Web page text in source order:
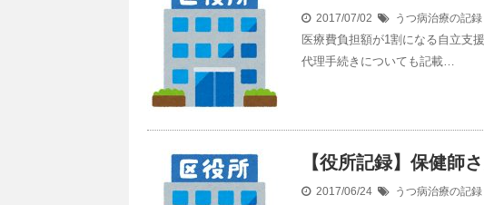
2017/07/02 うつ病治療の記録
医療費負担額が1割になる自立支
代理手続きについても記載…
【役所記録】保健師
2017/06/24 うつ病治療の記録